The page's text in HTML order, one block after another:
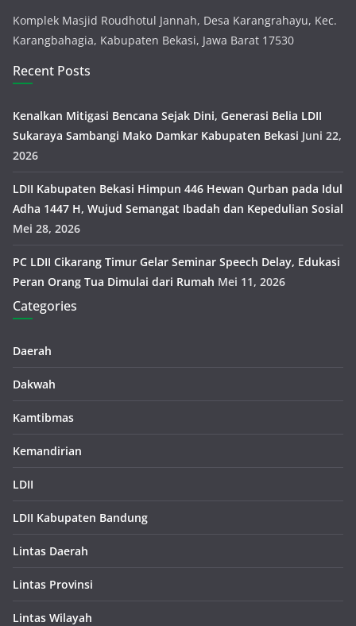
Komplek Masjid Roudhotul Jannah, Desa Karangrahayu, Kec.
Karangbahagia, Kabupaten Bekasi, Jawa Barat 17530
Recent Posts
Kenalkan Mitigasi Bencana Sejak Dini, Generasi Belia LDII
Sukaraya Sambangi Mako Damkar Kabupaten Bekasi Juni 22,
2026
LDII Kabupaten Bekasi Himpun 446 Hewan Qurban pada Idul
Adha 1447 H, Wujud Semangat Ibadah dan Kepedulian Sosial
Mei 28, 2026
PC LDII Cikarang Timur Gelar Seminar Speech Delay, Edukasi
Peran Orang Tua Dimulai dari Rumah Mei 11, 2026
Categories
Daerah
Dakwah
Kamtibmas
Kemandirian
LDII
LDII Kabupaten Bandung
Lintas Daerah
Lintas Provinsi
Lintas Wilayah